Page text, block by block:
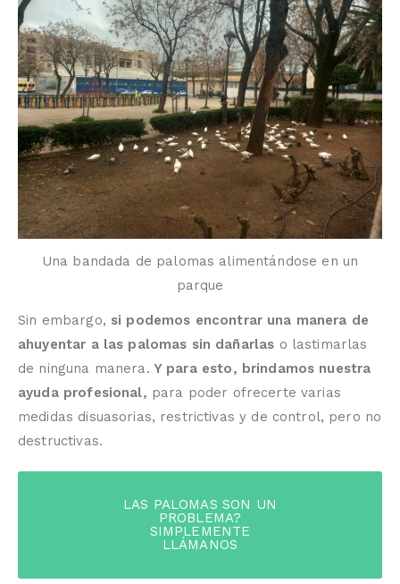
Una bandada de palomas alimentándose en un
parque
Sin embargo, si podemos encontrar una manera de
ahuyentar a las palomas sin dañarlas o lastimarlas
de ninguna manera. Y para esto, brindamos nuestra
ayuda profesional, para poder ofrecerte varias
medidas disuasorias, restrictivas y de control, pero no
destructivas.
LAS PALOMAS SON UN
PROBLEMA?
SIMPLEMENTE
LLÁMANOS